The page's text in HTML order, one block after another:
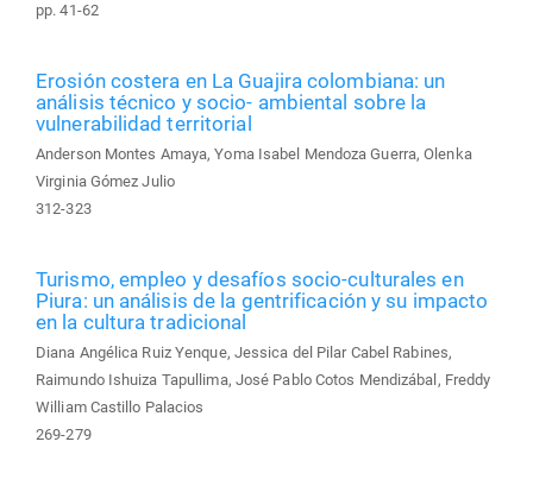
pp. 41-62
Erosión costera en La Guajira colombiana: un
análisis técnico y socio- ambiental sobre la
vulnerabilidad territorial
Anderson Montes Amaya, Yoma Isabel Mendoza Guerra, Olenka
Virginia Gómez Julio
312-323
Turismo, empleo y desafíos socio-culturales en
Piura: un análisis de la gentrificación y su impacto
en la cultura tradicional
Diana Angélica Ruiz Yenque, Jessica del Pilar Cabel Rabines,
Raimundo Ishuiza Tapullima, José Pablo Cotos Mendizábal, Freddy
William Castillo Palacios
269-279